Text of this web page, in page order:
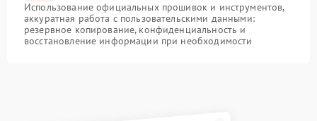
Использование официальных прошивок и инструментов,
аккуратная работа с пользовательскими данными:
резервное копирование, конфиденциальность и
восстановление информации при необходимости